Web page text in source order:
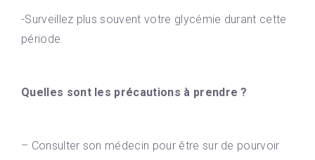
-Surveillez plus souvent votre glycémie durant cette
période.
Quelles sont les précautions à prendre ?
– Consulter son médecin pour être sur de pourvoir